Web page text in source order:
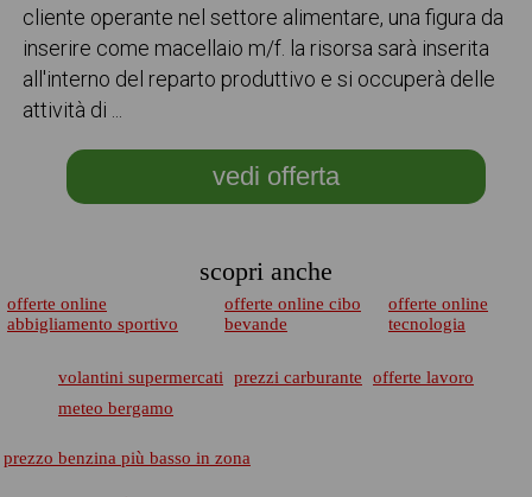
cliente operante nel settore alimentare, una figura da
inserire come macellaio m/f. la risorsa sarà inserita
all'interno del reparto produttivo e si occuperà delle
attività di ...
vedi offerta
scopri anche
offerte online
abbigliamento sportivo
offerte online cibo
bevande
offerte online
tecnologia
volantini supermercati prezzi carburante
offerte lavoro
meteo bergamo
prezzo benzina più basso in zona